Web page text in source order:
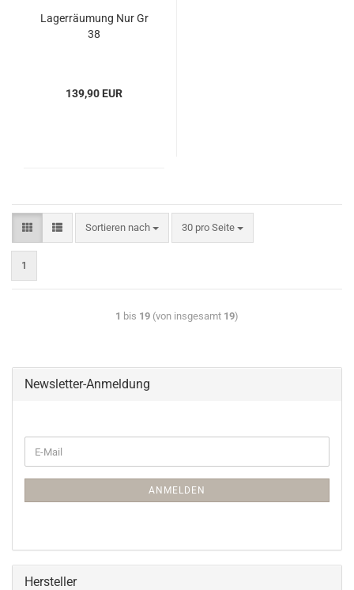
Lagerräumung Nur Gr
38
139,90 EUR
Sortieren nach 30 pro Seite
1
1 bis 19 (von insgesamt 19)
Newsletter-Anmeldung
ANMELDEN
Hersteller